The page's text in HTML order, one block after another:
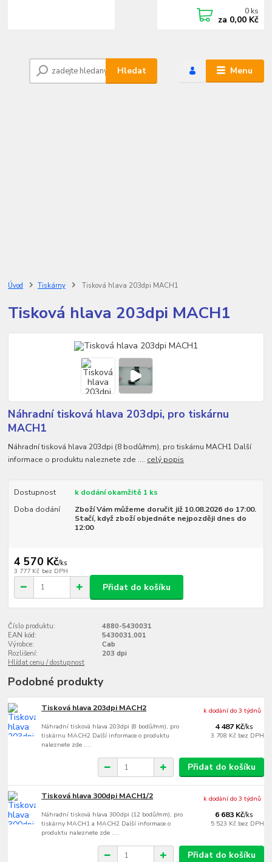
Menu
Hledat
0 ks
za 0,00 Kč
Úvod Tiskárny Tisková hlava 203dpi MACH1
Tisková hlava 203dpi MACH1
Náhradní tisková hlava 203dpi, pro tiskárnu
MACH1
Náhradní tisková hlava 203dpi (8 bodů/mm), pro tiskárnu MACH1 Další
informace o produktu naleznete zde .... celý popis
Dostupnost
k dodání okamžitě 1 ks
Doba dodání
Zboží Vám můžeme doručit již 10.08.2026 do 17:00.
Stačí, když zboží objednáte nejpozději dnes do
12:00
4 570 Kč/ks
3 777 Kč bez DPH
Přidat do košíku
Číslo produktu:
4880-5430031
EAN kód:
5430031.001
Výrobce:
Cab
Rozlišení:
203 dpi
Hlídat cenu / dostupnost
Podobné produkty
Tisková hlava 203dpi MACH2
Náhradní tisková hlava 203dpi (8 bodů/mm), pro
tiskárnu MACH2 Další informace o produktu
naleznete zde ....
4 487 Kč/ks
3 708 Kč bez DPH
k dodání do 3 týdnů
Přidat do košíku
Tisková hlava 300dpi MACH1/2
Náhradní tisková hlava 300dpi (12 bodů/mm), pro
tiskárny MACH1 a MACH2 Další informace o
produktu naleznete zde ....
6 683 Kč/ks
5 523 Kč bez DPH
k dodání do 3 týdnů
Přidat do košíku